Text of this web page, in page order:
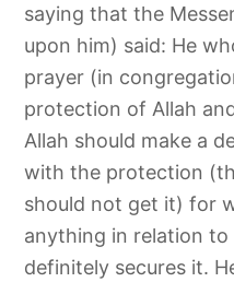
saying that the
upon him) said: He
prayer (in
protection of Allah
Allah should make a
with the protection
should not get it) for
anything in relation
definitely secures it.